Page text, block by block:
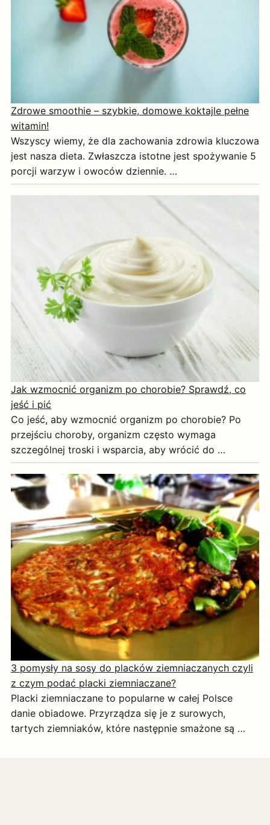
Zdrowe smoothie – szybkie, domowe koktajle pełne
witamin!
Wszyscy wiemy, że dla zachowania zdrowia kluczowa
jest nasza dieta. Zwłaszcza istotne jest spożywanie 5
porcji warzyw i owoców dziennie. …
Jak wzmocnić organizm po chorobie? Sprawdź, co
jeść i pić
Co jeść, aby wzmocnić organizm po chorobie? Po
przejściu choroby, organizm często wymaga
szczególnej troski i wsparcia, aby wrócić do …
3 pomysły na sosy do placków ziemniaczanych czyli
z czym podać placki ziemniaczane?
Placki ziemniaczane to popularne w całej Polsce
danie obiadowe. Przyrządza się je z surowych,
tartych ziemniaków, które następnie smażone są …